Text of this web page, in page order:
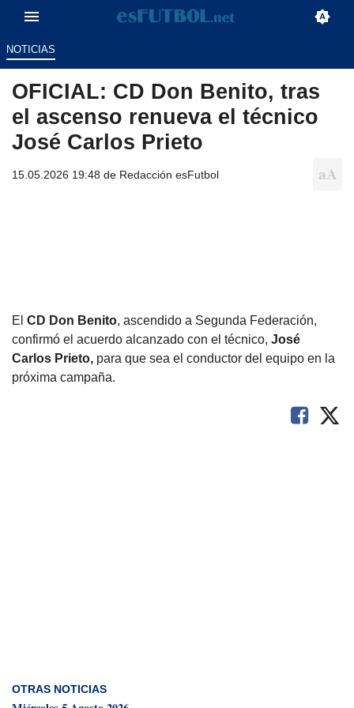
NOTICIAS
OFICIAL: CD Don Benito, tras
el ascenso renueva el técnico
José Carlos Prieto
15.05.2026 19:48 de Redacción esFutbol
El CD Don Benito, ascendido a Segunda Federación,
confirmó el acuerdo alcanzado con el técnico, José
Carlos Prieto, para que sea el conductor del equipo en la
próxima campaña.
OTRAS NOTICIAS